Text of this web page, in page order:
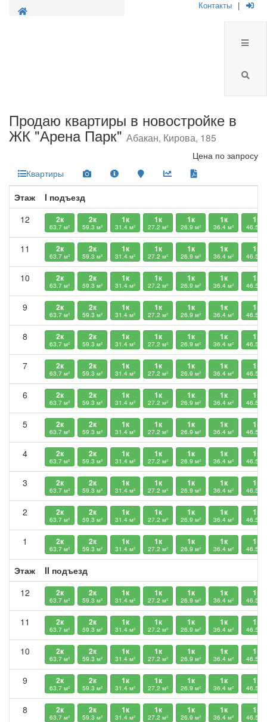
Контакты |
Продаю квартиры в новостройке в
ЖК "Арена Парк" Абакан, Кирова, 185
Цена по запросу
Квартиры
Этаж
I подъезд
12
2к
63.7 м²
2к
59.3 м²
1к
31.4 м²
1к
27.2 м²
1к
26.9 м²
1к
36.4 м²
1к
46.5 м²
11 2к
63.7 м²
2к
59.3 м²
1к
31.4 м²
1к
27.2 м²
1к
26.9 м²
1к
36.4 м²
1к
46.5 м²
10 2к
63.7 м²
2к
59.3 м²
1к
31.4 м²
1к
27.2 м²
1к
26.9 м²
1к
36.4 м²
1к
46.5 м²
9 2к
63.7 м²
2к
59.3 м²
1к
31.4 м²
1к
27.2 м²
1к
26.9 м²
1к
36.4 м²
1к
46.5 м²
8 2к
63.7 м²
2к
59.3 м²
1к
31.4 м²
1к
27.2 м²
1к
26.9 м²
1к
36.4 м²
1к
46.5 м²
7 2к
63.7 м²
2к
59.3 м²
1к
31.4 м²
1к
27.2 м²
1к
26.9 м²
1к
36.4 м²
1к
46.5 м²
6 2к
63.7 м²
2к
59.3 м²
1к
31.4 м²
1к
27.2 м²
1к
26.9 м²
1к
36.4 м²
1к
46.5 м²
5 2к
63.7 м²
2к
59.3 м²
1к
31.4 м²
1к
27.2 м²
1к
26.9 м²
1к
36.4 м²
1к
46.5 м²
4 2к
63.7 м²
2к
59.3 м²
1к
31.4 м²
1к
27.2 м²
1к
26.9 м²
1к
36.4 м²
1к
46.5 м²
3 2к
63.7 м²
2к
59.3 м²
1к
31.4 м²
1к
27.2 м²
1к
26.9 м²
1к
36.4 м²
1к
46.5 м²
2 2к
63.7 м²
2к
59.3 м²
1к
31.4 м²
1к
27.2 м²
1к
26.9 м²
1к
36.4 м²
1к
46.5 м²
1 2к
63.7 м²
2к
59.3 м²
1к
31.4 м²
1к
27.2 м²
1к
26.9 м²
1к
36.4 м²
1к
46.5 м²
Этаж
II подъезд
12
2к
63.7 м²
2к
59.3 м²
1к
31.4 м²
1к
27.2 м²
1к
26.9 м²
1к
36.4 м²
1к
46.5 м²
11 2к
63.7 м²
2к
59.3 м²
1к
31.4 м²
1к
27.2 м²
1к
26.9 м²
1к
36.4 м²
1к
46.5 м²
10 2к
63.7 м²
2к
59.3 м²
1к
31.4 м²
1к
27.2 м²
1к
26.9 м²
1к
36.4 м²
1к
46.5 м²
9 2к
63.7 м²
2к
59.3 м²
1к
31.4 м²
1к
27.2 м²
1к
26.9 м²
1к
36.4 м²
1к
46.5 м²
8 2к
63.7 м²
2к
59.3 м²
1к
31.4 м²
1к
27.2 м²
1к
26.9 м²
1к
36.4 м²
1к
46.5 м²